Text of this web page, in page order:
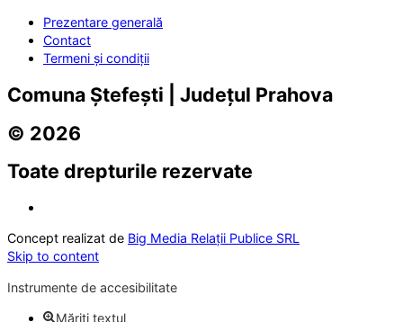
Prezentare generală
Contact
Termeni și condiții
Comuna Ștefești | Județul Prahova
© 2026
Toate drepturile rezervate
Concept realizat de Big Media Relații Publice SRL
Skip to content
Instrumente de accesibilitate
Măriți textul